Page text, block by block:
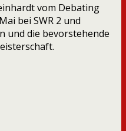
vom Debating
bei SWR 2 und
und die bevorstehende